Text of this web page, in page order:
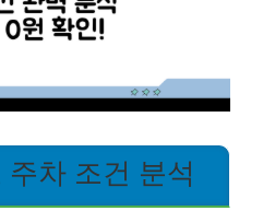
차 조건 분석